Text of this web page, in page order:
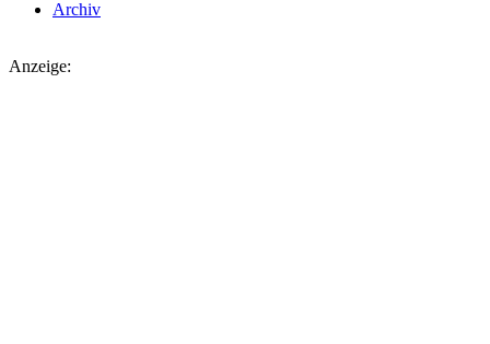
Archiv
Anzeige: